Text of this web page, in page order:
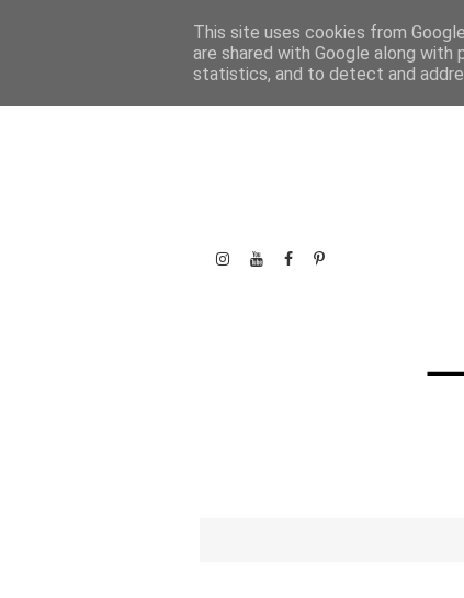
This site uses cookies from
are shared with Google along
statistics, and to detect and